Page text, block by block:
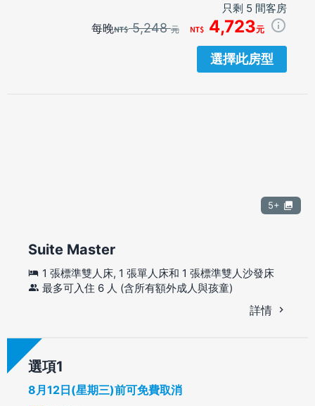
只剩 5 間客房
每晚 5,248元 4,723元
選擇此房型
5+
Suite Master
1 張標準雙人床, 1 張單人床和 1 張標準雙人沙發床
最多可入住 6 人 (含所有額外成人與孩童)
詳情
選項
8月12日(星期三)前可免費取消